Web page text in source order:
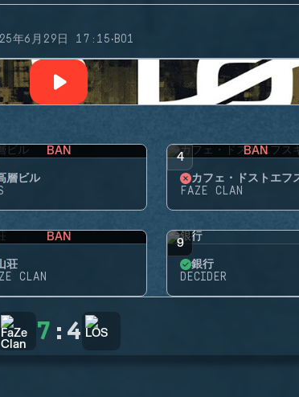
年6月29日 17:15·BO1
BAN
層ビル
4 BAN
カフェ・ドストエフ
FAZE CLAN
BAN
荘
CLAN
9
銀行
DECIDER
7 : 4